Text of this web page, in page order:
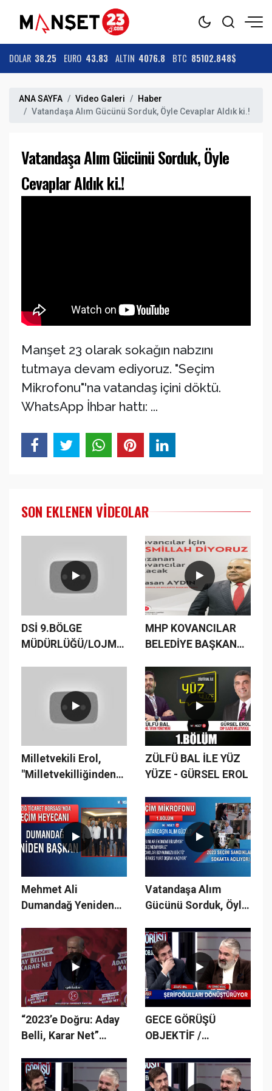
DOLAR 38.25 EURO 43.83 ALTIN 4076.8 BTC 85102.848$
ANA SAYFA Video Galeri
Haber
Vatandaşa Alım Gücünü Sorduk, Öyle Cevaplar Aldık ki.!
Vatandaşa Alım Gücünü Sorduk, Öyle
Cevaplar Aldık ki.!
Manşet 23 olarak sokağın nabzını
tutmaya devam ediyoruz. "Seçim
Mikrofonu"'na vatandaş içini döktü.
WhatsApp İhbar hattı: ...
SON EKLENEN VIDEOLAR
DSİ 9.BÖLGE
MÜDÜRLÜĞÜ/LOJMANLAR/KAMUDA
LOJMAN
MHP KOVANCILAR
BELEDİYE BAŞKAN
NOKTAYI KOYDU
Milletvekili Erol,
"Milletvekilliğinden
#milletittifakı
#cumhurittifakı
ZÜLFÜ BAL İLE YÜZ
YÜZE - GÜRSEL EROL
Mehmet Ali
Dumandağ Yeniden
Vatandaşa Alım
Gücünü Sorduk, Öyle
“2023’e Doğru: Aday
Belli, Karar Net”
GECE GÖRÜŞÜ
OBJEKTİF /